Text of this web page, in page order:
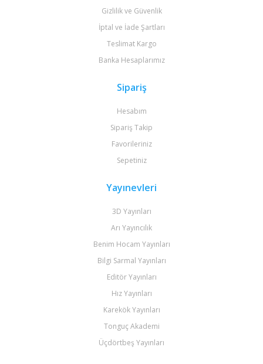
Gizlilik ve Güvenlik
İptal ve İade Şartları
Teslimat Kargo
Banka Hesaplarımız
Sipariş
Hesabım
Sipariş Takip
Favorileriniz
Sepetiniz
Yayınevleri
3D Yayınları
Arı Yayıncılık
Benim Hocam Yayınları
Bilgi Sarmal Yayınları
Editör Yayınları
Hız Yayınları
Karekök Yayınları
Tonguç Akademi
Üçdörtbeş Yayınları